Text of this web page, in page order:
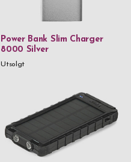
Power Bank Slim Charger
8000 Silver
Utsolgt